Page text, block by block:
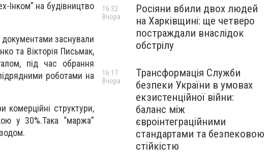
Інком” на будівництво
заснували
та Вікторія Письмак,
під час обрання
роботами на
структури,
у 30%.Така “маржа”
Росіяни вбили двох людей
на Харківщині: ще четверо
постраждали внаслідок
обстрілу
16:32
Вчора
Трансформація Служби
безпеки України в умовах
екзистенційної війни:
баланс між
євроінтеграційними
стандартами та безпековою
стійкістю
16:17
Вчора